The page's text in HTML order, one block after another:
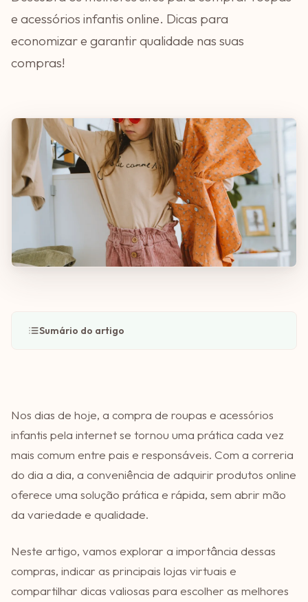
e acessórios infantis online. Dicas para
economizar e garantir qualidade nas suas
compras!
Sumário do artigo
Nos dias de hoje, a compra de roupas e acessórios
infantis pela internet se tornou uma prática cada vez
mais comum entre pais e responsáveis. Com a correria
do dia a dia, a conveniência de adquirir produtos online
oferece uma solução prática e rápida, sem abrir mão
da variedade e qualidade.
Neste artigo, vamos explorar a importância dessas
compras, indicar as principais lojas virtuais e
compartilhar dicas valiosas para escolher as melhores